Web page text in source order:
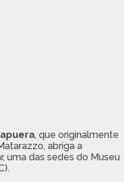
, que originalmente
abriga a
uma das sedes do Museu